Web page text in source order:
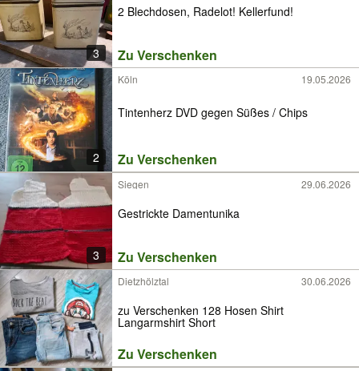
3
2 Blechdosen, Radelot! Kellerfund!
Zu Verschenken
2
Köln 19.05.2026
Tintenherz DVD gegen Süßes / Chips
Zu Verschenken
3
Siegen 29.06.2026
Gestrickte Damentunika
Zu Verschenken
Dietzhölztal 30.06.2026
zu Verschenken 128 Hosen Shirt
Langarmshirt Short
Zu Verschenken